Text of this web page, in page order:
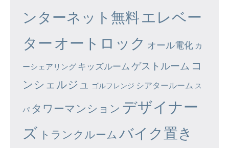
ンターネット無料エレベー
ター オートロック オール電化 カ
ーシェアリング キッズルーム ゲストルーム コ
ンシェルジュ
ゴルフレンジ シアタールーム ス
パ タワーマンション デザイナー
ズ トランクルーム バイク置き